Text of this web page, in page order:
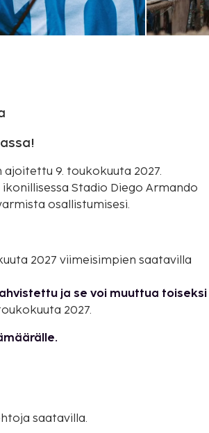
ajoitettu 9. toukokuuta 2027.
Stadio Diego Armando
osallistumisesi.
2027 viimeisimpien saatavilla
ja se voi muuttua toiseksi
2027.
saatavilla.